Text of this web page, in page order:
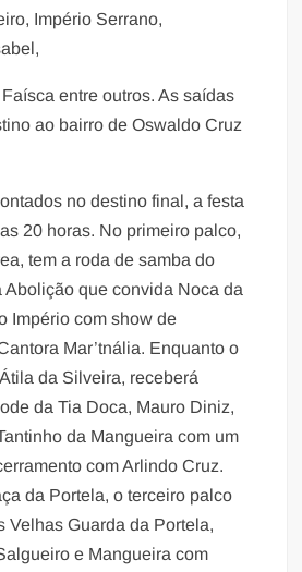
Império Serrano,
entre outros. As saídas
ao bairro de Oswaldo Cruz
no destino final, a festa
20 horas. No primeiro palco,
tem a roda de samba do
Abolição que convida Noca da
Império com show de
Mar’tnália. Enquanto o
da Silveira, receberá
da Tia Doca, Mauro Diniz,
da Mangueira com um
com Arlindo Cruz.
da Portela, o terceiro palco
Velhas Guarda da Portela,
e Mangueira com